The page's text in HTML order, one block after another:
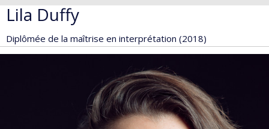
Lila Duffy
Diplômée de la maîtrise en interprétation (2018)